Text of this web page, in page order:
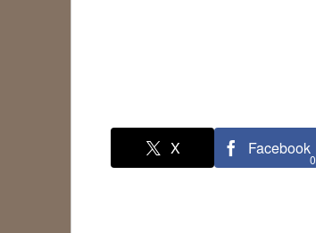
X Facebook
0